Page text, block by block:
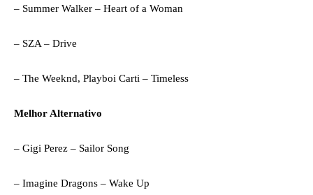
– Summer Walker – Heart of a Woman
– SZA – Drive
– The Weeknd, Playboi Carti – Timeless
Melhor Alternativo
– Gigi Perez – Sailor Song
– Imagine Dragons – Wake Up